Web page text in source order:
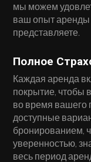
мы можем
ваш опыт аренды
представляете.
Полное
Каждая аренда
покрытие, чтобы
во время вашего
доступные
бронированием,
уверенностью,
весь период